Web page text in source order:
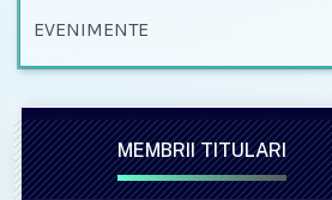
EVENIMENTE
MEMBRII TITULARI